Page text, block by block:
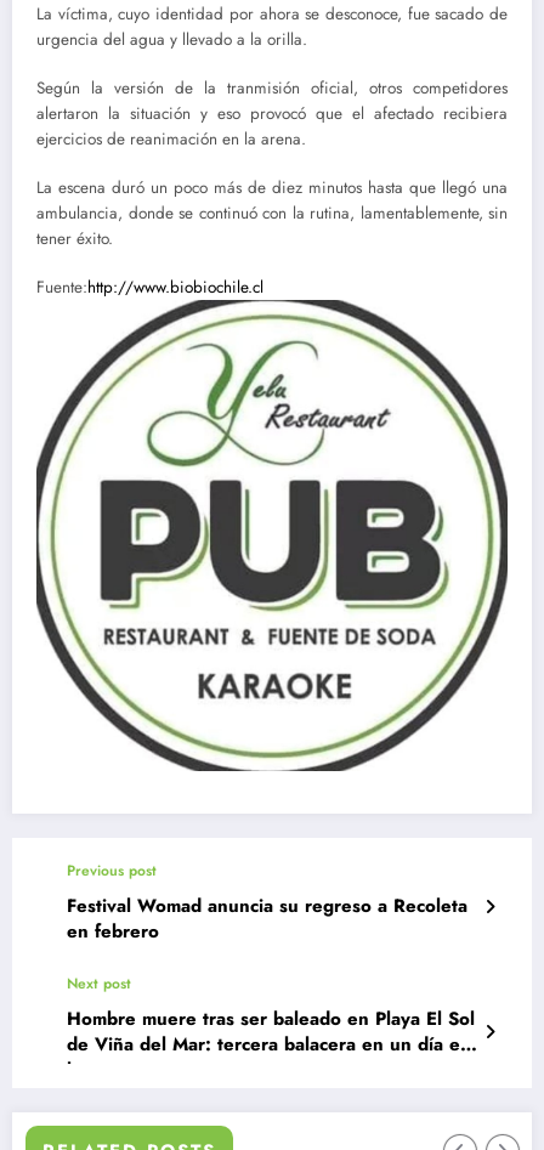
La víctima, cuyo identidad por ahora se desconoce, fue sacado de
urgencia del agua y llevado a la orilla.
Según la versión de la tranmisión oficial, otros competidores
alertaron la situación y eso provocó que el afectado recibiera
ejercicios de reanimación en la arena.
La escena duró un poco más de diez minutos hasta que llegó una
ambulancia, donde se continuó con la rutina, lamentablemente, sin
tener éxito.
Fuente:http://www.biobiochile.cl
Previous post
Festival Womad anuncia su regreso a Recoleta
en febrero
Next post
Hombre muere tras ser baleado en Playa El Sol
de Viña del Mar: tercera balacera en un día en
la zona